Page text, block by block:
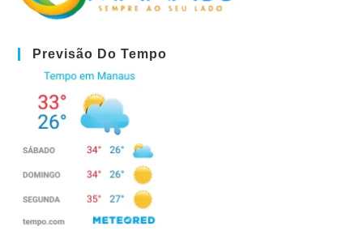
Previsão Do Tempo